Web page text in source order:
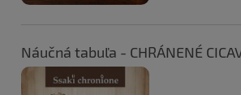
Náučná tabuľa - CHRÁNENÉ